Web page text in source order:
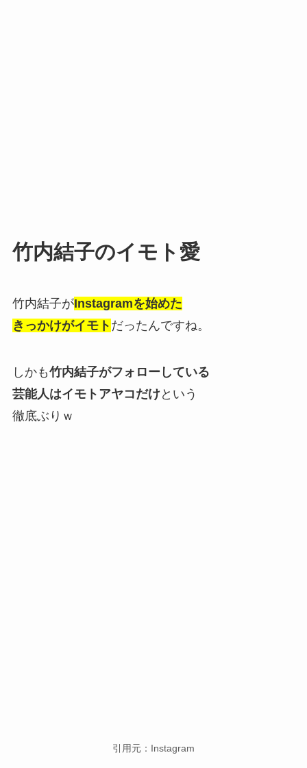
竹内結子のイモト愛
竹内結子がInstagramを始めた
きっかけがイモト だったんですね。
しかも竹内結子がフォローしている
芸能人はイモトアヤコだけという
徹底ぶりｗ
引用元：Instagram